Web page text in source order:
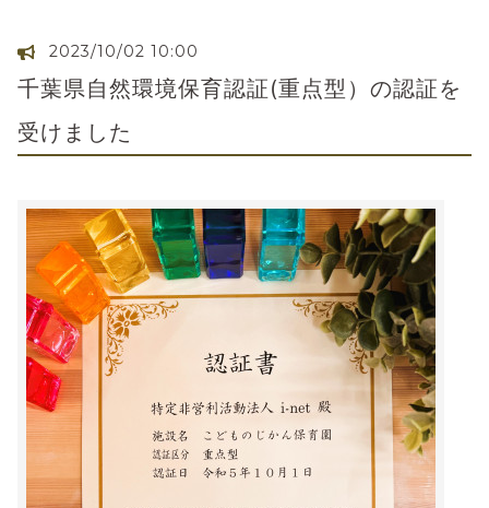
2023/10/02 10:00
千葉県自然環境保育認証(重点型）の認証を
受けました